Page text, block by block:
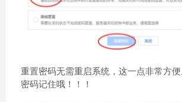
重置密码无需重启系统，这一点非常方
密码记住哦！！！